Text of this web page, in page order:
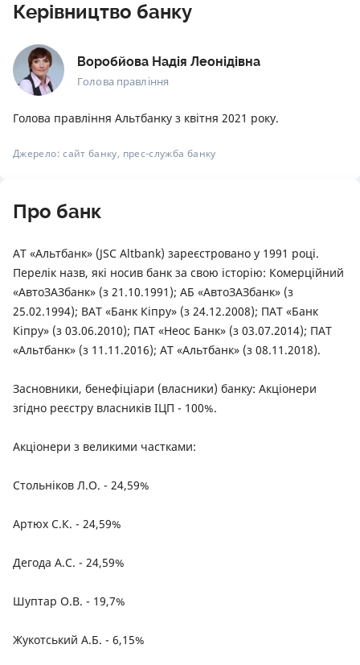
Керівництво банку
Воробйова Надія Леонідівна
Голова правління
Голова правління Альтбанку з квітня 2021 року.
Джерело: сайт банку, прес-служба банку
Про банк
АТ «Альтбанк» (JSC Altbank) зареєстровано у 1991 році.
Перелік назв, які носив банк за свою історію: Комерційний
«АвтоЗАЗбанк» (з 21.10.1991); АБ «АвтоЗАЗбанк» (з
25.02.1994); ВАТ «Банк Кіпру» (з 24.12.2008); ПАТ «Банк
Кіпру» (з 03.06.2010); ПАТ «Неос Банк» (з 03.07.2014); ПАТ
«Альтбанк» (з 11.11.2016); АТ «Альтбанк» (з 08.11.2018).
Засновники, бенефіціари (власники) банку: Акціонери
згідно реєстру власників ІЦП - 100%.
Акціонери з великими частками:
Стольніков Л.О. - 24,59%
Артюх С.К. - 24,59%
Дегода А.С. - 24,59%
Шуптар О.В. - 19,7%
Жукотський А.Б. - 6,15%